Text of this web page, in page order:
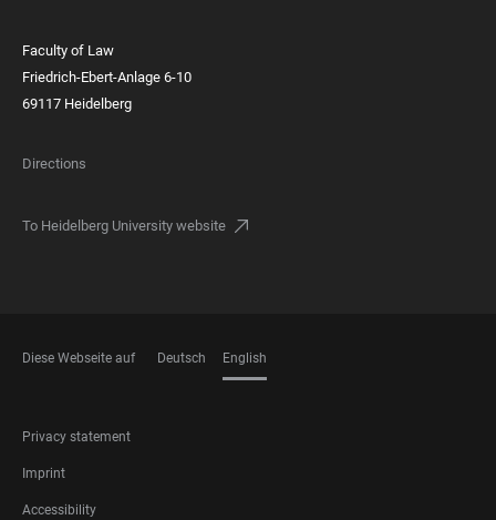
Faculty of Law
Friedrich-Ebert-Anlage 6-10
69117 Heidelberg
Directions
To Heidelberg University website
Diese Webseite auf Deutsch English
FOOTER
LEGAL
Privacy statement
Imprint
Accessibility